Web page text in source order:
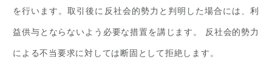
を行います。取引後に反社会的勢力と判明した場合には、利
益供与とならないよう必要な措置を講じます。 反社会的勢力
による不当要求に対しては断固として拒絶します。